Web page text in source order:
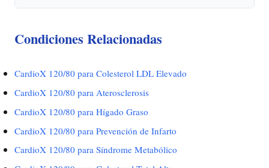
Condiciones Relacionadas
CardioX 120/80 para Colesterol LDL Elevado
CardioX 120/80 para Aterosclerosis
CardioX 120/80 para Hígado Graso
CardioX 120/80 para Prevención de Infarto
CardioX 120/80 para Síndrome Metabólico